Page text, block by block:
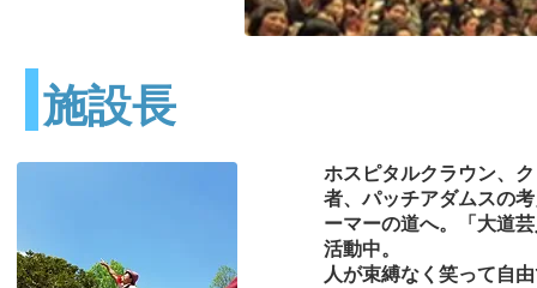
施設長
ホスピタルクラウン、
者、パッチアダムスの
ーマーの道へ。「大道
活動中。
人が束縛なく笑って自